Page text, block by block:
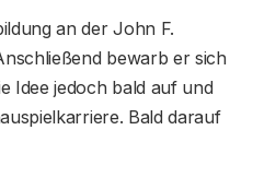
an der John F.
bewarb er sich
Idee jedoch bald auf und
Bald darauf